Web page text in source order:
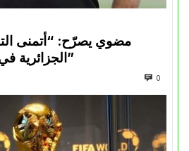
مضوي يصرّح: “أتمنى
الجزائرية في المسابقات القارية”
0